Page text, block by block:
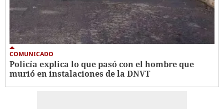
COMUNICADO
Policía explica lo que pasó con el hombre que
murió en instalaciones de la DNVT